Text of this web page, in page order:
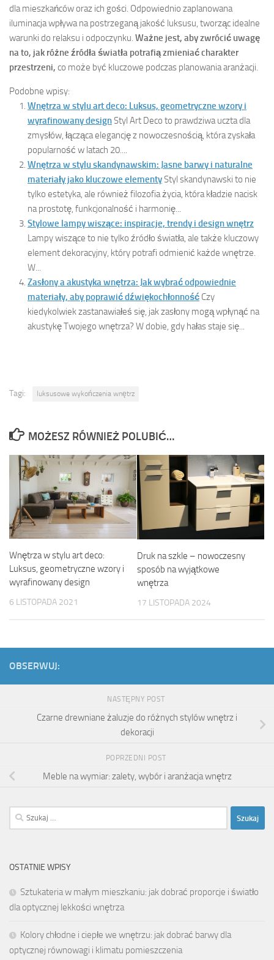
dla mieszkańców oraz ich gości. Odpowiednio zaplanowana
iluminacja wpływa na postrzeganą jakość luksusu, tworząc idealne
warunki do relaksu i odpoczynku. Ważne jest, aby zwrócić uwagę
na to, jak różne źródła światła potrafią zmieniać charakter
przestrzeni, co może być kluczowe podczas planowania aranżacji.
Podobne wpisy:
Wnętrza w stylu art deco: Luksus, geometryczne wzory i
wyrafinowany designStyl Art Deco to prawdziwa uczta dla
zmysłów, łącząca elegancję z nowoczesnością, która zyskała
popularność w latach 20....
Wnętrza w stylu skandynawskim: Jasne barwy i naturalne
materiały jako kluczowe elementyStyl skandynawski to nie
tylko estetyka, ale również filozofia życia, która kładzie nacisk
na prostotę, funkcjonalność i harmonię...
Stylowe lampy wiszące: inspiracje, trendy i design wnętrz
Lampy wiszące to nie tylko źródło światła, ale także kluczowy
element dekoracyjny, który potrafi odmienić każde wnętrze.
W...
Zasłony a akustyka wnętrza: Jak wybrać odpowiednie
materiały, aby poprawić dźwiękochłonność Czy
kiedykolwiek zastanawiałeś się, jak zasłony mogą wpłynąć na
akustykę Twojego wnętrza? W dobie, gdy hałas staje się...
Tagi: luksusowe wykończenia wnętrz
MOŻESZ RÓWNIEŻ POLUBIĆ…
Wnętrza w stylu art deco:
Luksus, geometryczne wzory i
wyrafinowany design
6 LISTOPADA 2021
Druk na szkle – nowoczesny
sposób na wyjątkowe
wnętrza
17 LISTOPADA 2024
OBSERWUJ:
NASTĘPNY POST
Czarne drewniane żaluzje do różnych stylów wnętrz i
dekoracji
POPRZEDNI POST
Meble na wymiar: zalety, wybór i aranżacja wnętrz
Szukaj:
OSTATNIE WPISY
Sztukateria w małym mieszkaniu: jak dobrać proporcje i światło
dla optycznej lekkości wnętrza
Kolory chłodne i ciepłe we wnętrzu: jak dobrać barwy dla
optycznej równowagi i klimatu pomieszczenia